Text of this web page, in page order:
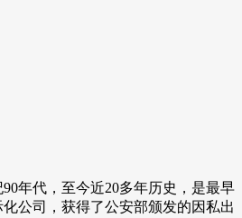
年代，至今近20多年历史，是最早
公司，获得了公安部颁发的因私出